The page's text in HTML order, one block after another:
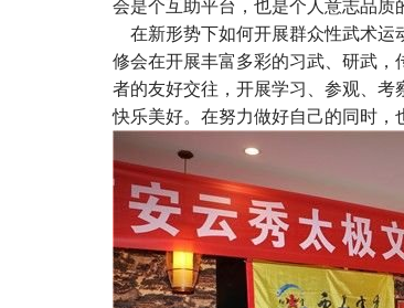
会是个互助平台，也是个人意志品质
在新形势下如何开展群众性武术运
修会在开展丰富多彩的习武、研武
者的友好交往，开展学习、参观、
快乐美好。在努力做好自己的同时，